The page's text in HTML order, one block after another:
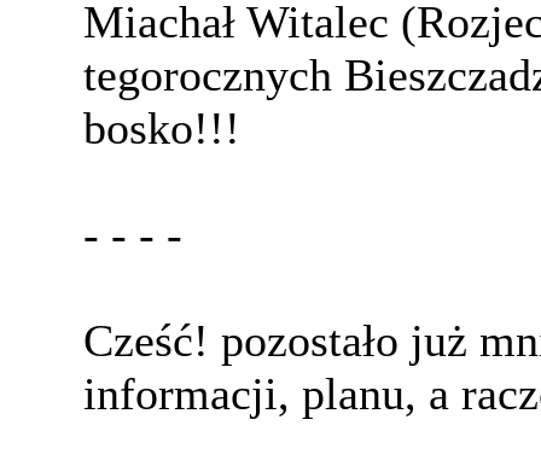
Miachał Witalec
tegorocznych
bosko!!!
- - - -
Cześć! pozostało już
informacji, planu, a